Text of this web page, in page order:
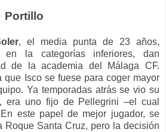
Portillo
, el media punta de 23 años,
en la categorías inferiores, dan
de la academia del Málaga CF.
que Isco se fuese para coger mayor
Ya temporadas atrás se vio su
era uno fijo de Pellegrini –el cual
este papel de mejor jugador, se
Roque Santa Cruz, pero la decisión